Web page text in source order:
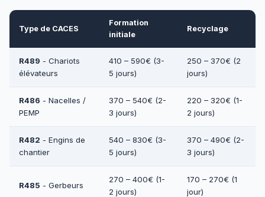
Type de CACES
Formation
initiale
Recyclage
R489 - Chariots
élévateurs
410 – 590€ (3-
5 jours)
250 – 370€ (2
jours)
R486 - Nacelles /
PEMP
370 – 540€ (2-
3 jours)
220 – 320€ (1-
2 jours)
R482 - Engins de
chantier
540 – 830€ (3-
5 jours)
370 – 490€ (2-
3 jours)
R485 - Gerbeurs
270 – 400€ (1-
2 jours)
170 – 270€ (1
jour)